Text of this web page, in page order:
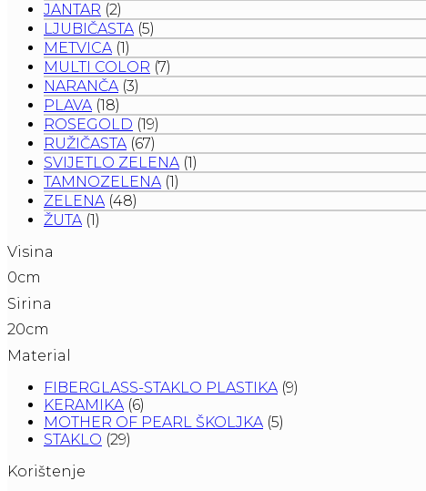
JANTAR (2)
LJUBIČASTA (5)
METVICA (1)
MULTI COLOR (7)
NARANČA (3)
PLAVA (18)
ROSEGOLD (19)
RUŽIČASTA (67)
SVIJETLO ZELENA (1)
TAMNOZELENA (1)
ZELENA (48)
ŽUTA (1)
Visina
0cm
Sirina
20cm
Material
FIBERGLASS-STAKLO PLASTIKA (9)
KERAMIKA (6)
MOTHER OF PEARL ŠKOLJKA (5)
STAKLO (29)
Korištenje